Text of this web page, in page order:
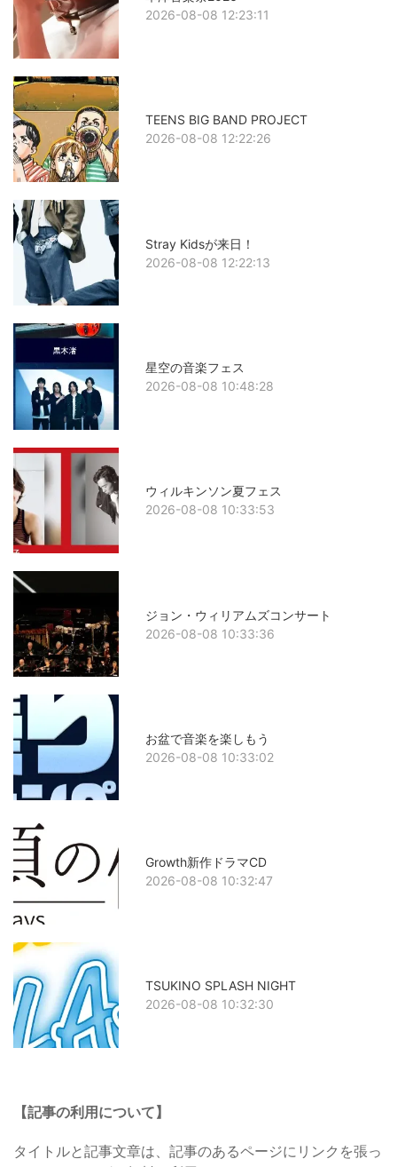
2026-08-08 12:23:11
TEENS BIG BAND PROJECT
2026-08-08 12:22:26
Stray Kidsが来日！
2026-08-08 12:22:13
星空の音楽フェス
2026-08-08 10:48:28
ウィルキンソン夏フェス
2026-08-08 10:33:53
ジョン・ウィリアムズコンサート
2026-08-08 10:33:36
お盆で音楽を楽しもう
2026-08-08 10:33:02
Growth新作ドラマCD
2026-08-08 10:32:47
TSUKINO SPLASH NIGHT
2026-08-08 10:32:30
【記事の利用について】
タイトルと記事文章は、記事のあるページにリンクを張っ